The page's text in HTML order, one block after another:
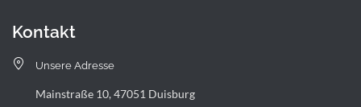
Kontakt
Unsere Adresse
Mainstraße 10, 47051 Duisburg